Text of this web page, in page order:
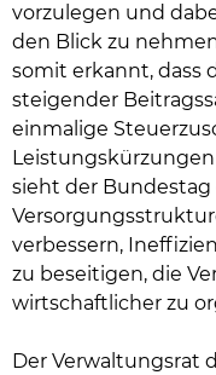
vorzulegen und
den Blick zu
somit erkannt, dass
steigender
einmalige
sieht der
verbessern,
zu beseitigen, die
wirtschaftlicher zu
Der Verwaltungsrat